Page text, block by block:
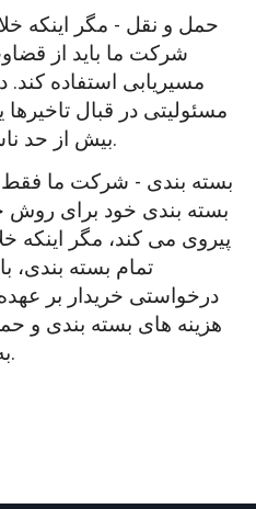
حمل و نقل - مگر اینکه
شرکت ما باید از
مسیریابی استفاده
مسئولیتی در قبال
بیش از حد ناشی از انتخاب خود ندارد.
بسته بندی - شرکت ما فقط
بسته بندی خود برای
پیروی می کند، مگر اینکه
تمام بسته بندی،
درخواستی خریدار بر
هزینه های بسته بندی و
به عهده خریدار می باشد.